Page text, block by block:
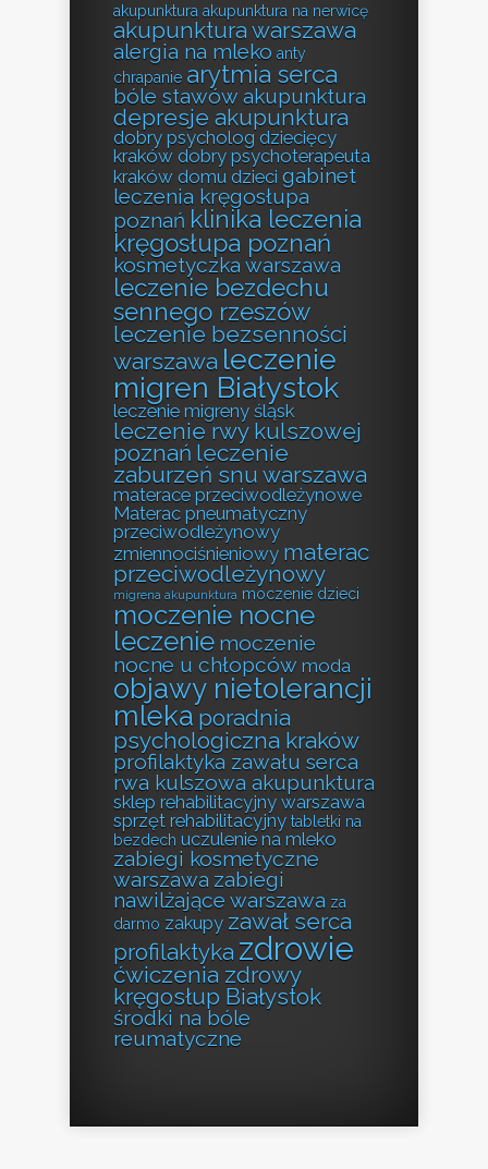
akupunktura akupunktura na nerwicę
akupunktura warszawa
alergia na mleko anty
chrapanie arytmia serca
bóle stawów akupunktura
depresje akupunktura
dobry psycholog dziecięcy
kraków dobry psychoterapeuta
kraków domu dzieci gabinet
leczenia kręgosłupa
poznań klinika leczenia
kręgosłupa poznań
kosmetyczka warszawa
leczenie bezdechu
sennego rzeszów
leczenie bezsenności
warszawa leczenie
migren Białystok
leczenie migreny śląsk
leczenie rwy kulszowej
poznań leczenie
zaburzeń snu warszawa
materace przeciwodleżynowe
Materac pneumatyczny
przeciwodleżynowy
zmiennociśnieniowy materac
przeciwodleżynowy
migrena akupunktura moczenie dzieci
moczenie nocne
leczenie moczenie
nocne u chłopców moda
objawy nietolerancji
mleka poradnia
psychologiczna kraków
profilaktyka zawału serca
rwa kulszowa akupunktura
sklep rehabilitacyjny warszawa
sprzęt rehabilitacyjny tabletki na
bezdech uczulenie na mleko
zabiegi kosmetyczne
warszawa zabiegi
nawilżające warszawa za
darmo zakupy zawał serca
profilaktyka zdrowie
ćwiczenia zdrowy
kręgosłup Białystok
środki na bóle
reumatyczne